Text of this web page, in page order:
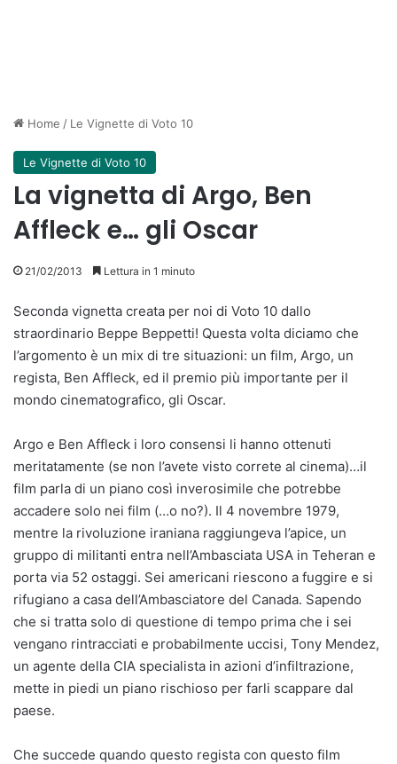
Home / Le Vignette di Voto 10
Le Vignette di Voto 10
La vignetta di Argo, Ben
Affleck e… gli Oscar
21/02/2013 Lettura in 1 minuto
Seconda vignetta creata per noi di Voto 10 dallo
straordinario Beppe Beppetti! Questa volta diciamo che
l’argomento è un mix di tre situazioni: un film, Argo, un
regista, Ben Affleck, ed il premio più importante per il
mondo cinematografico, gli Oscar.
Argo e Ben Affleck i loro consensi li hanno ottenuti
meritatamente (se non l’avete visto correte al cinema)…il
film parla di un piano così inverosimile che potrebbe
accadere solo nei film (…o no?). Il 4 novembre 1979,
mentre la rivoluzione iraniana raggiungeva l’apice, un
gruppo di militanti entra nell’Ambasciata USA in Teheran e
porta via 52 ostaggi. Sei americani riescono a fuggire e si
rifugiano a casa dell’Ambasciatore del Canada. Sapendo
che si tratta solo di questione di tempo prima che i sei
vengano rintracciati e probabilmente uccisi, Tony Mendez,
un agente della CIA specialista in azioni d’infiltrazione,
mette in piedi un piano rischioso per farli scappare dal
paese.
Che succede quando questo regista con questo film